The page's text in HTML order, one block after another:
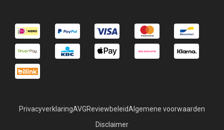
PrivacyverklaringAVGReviewbeleidAlgemene voorwaarden
Disclaimer